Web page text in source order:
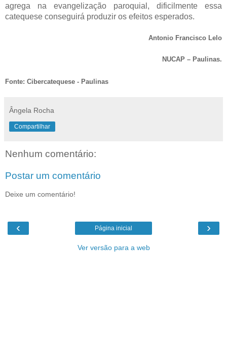
agrega na evangelização paroquial, dificilmente essa
catequese conseguirá produzir os efeitos esperados.
Antonio Francisco Lelo
NUCAP – Paulinas.
Fonte: Cibercatequese - Paulinas
Ângela Rocha
Compartilhar
Nenhum comentário:
Postar um comentário
Deixe um comentário!
‹ ›
Página inicial
Ver versão para a web